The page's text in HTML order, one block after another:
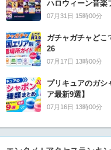
ハロウィーン音楽
07月31日 15時00分
ガチャガチャどこ
26
07月17日 13時00分
プリキュアのガシ
ア最新9選】
07月16日 13時00分